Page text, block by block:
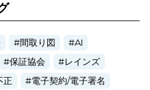
間取り図
AI
保証協会
レインズ
正
電子契約/電子署名